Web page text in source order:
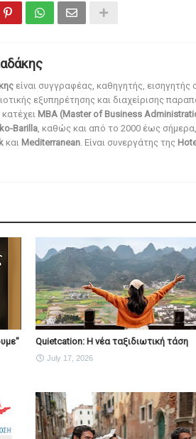
είναι συγγραφέας, καθηγητής,
εξυπηρέτησης και διαχείρισης
MBA (Master of Business
Barilla, καθώς και από το 2000 έως
και Mediterranean. Είναι συνεργάτης της
Quietcation: Η νέα ταξιδιωτική τάση
July 17, 2026